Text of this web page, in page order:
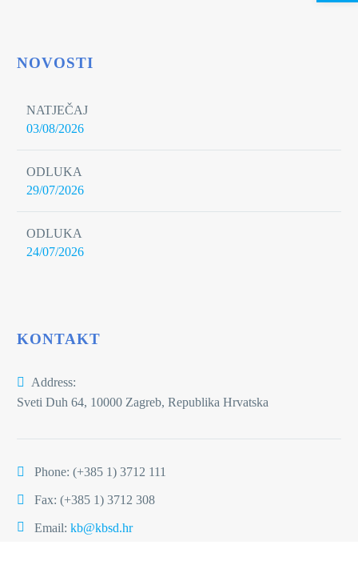
NOVOSTI
NATJEČAJ
03/08/2026
ODLUKA
29/07/2026
ODLUKA
24/07/2026
KONTAKT
Address:
Sveti Duh 64, 10000 Zagreb, Republika Hrvatska
Phone: (+385 1) 3712 111
Fax: (+385 1) 3712 308
Email: kb@kbsd.hr